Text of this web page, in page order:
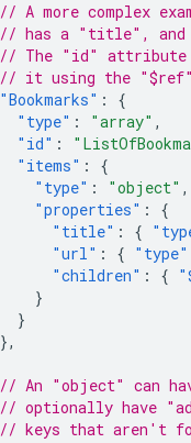
// A more complex
// has a "title", and
// The "id" attribute is
// it using the
"Bookmarks" :
{
"type" : "array" ,
"id" :
"items" :
{
"type" : "object" ,
"properties" :
{
"title" : {
"url" : { "type"
"children" : {
}
}
},
// An "object" can
// optionally have
// keys that aren't